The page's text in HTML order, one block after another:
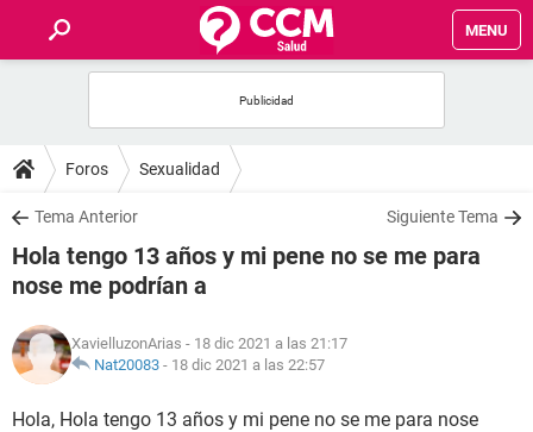
MENU
FOROS
SALUD
NUTRICIÓN
Foros Sexualidad
Tema Anterior Siguiente Tema
Hola tengo 13 años y mi pene no se me para
nose me podrían a
XavielluzonArias - 18 dic 2021 a las 21:17
Nat20083 - 18 dic 2021 a las 22:57
Hola, Hola tengo 13 años y mi pene no se me para nose